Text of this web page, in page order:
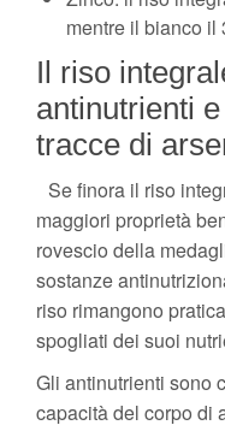
mentre il bianco il
Il riso
antinutrienti
tracce di
Se finora il riso
maggiori proprietà
rovescio della
sostanze
riso rimangono
spogliati dei suoi
Gli antinutrienti sono
capacità del corpo di